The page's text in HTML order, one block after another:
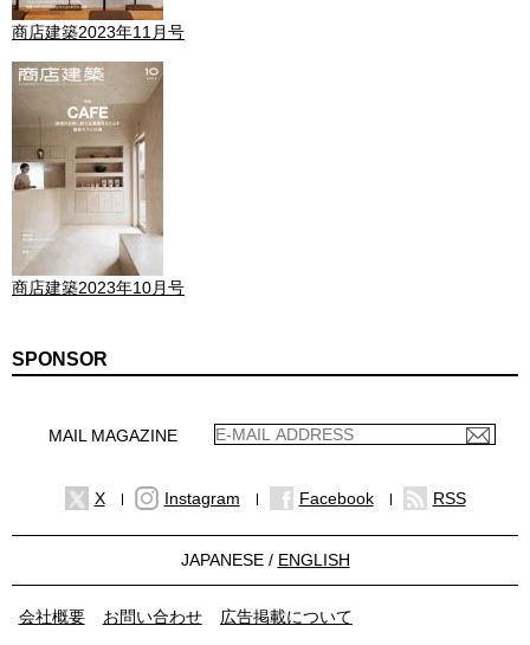
商店建築2023年11月号
商店建築2023年10月号
SPONSOR
MAIL MAGAZINE
X Instagram Facebook RSS
JAPANESE / ENGLISH
会社概要 お問い合わせ 広告掲載について